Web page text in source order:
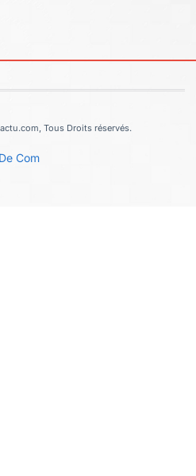
Tous Droits réservés.
Com